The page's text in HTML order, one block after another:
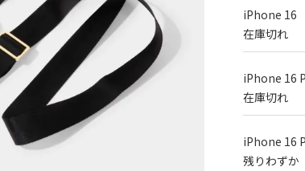
iPhone 16
在庫切れ
iPhone 16
在庫切れ
iPhone 16
残りわずか